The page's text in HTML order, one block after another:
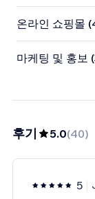
온라인 쇼핑몰
마케팅 및 홍보
후기 5.0(40)
5